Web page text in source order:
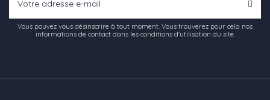
Vous pouvez vous désinscrire à tout moment. Vous trouverez pour cela nos
informations de contact dans les conditions d'utilisation du site.